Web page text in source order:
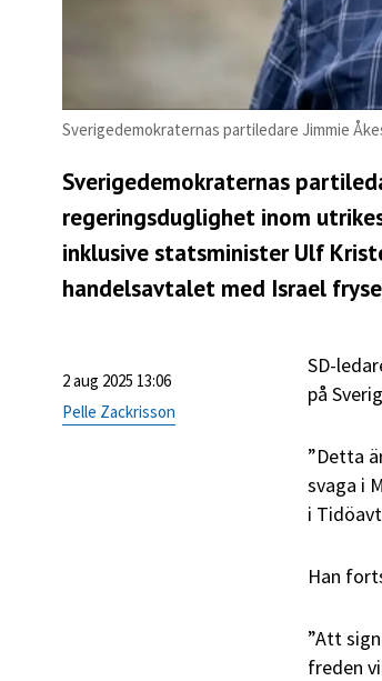
Sverigedemokraternas partiledare Jimmie
Sverigedemokraternas
regeringsduglighet inom
inklusive statsminister Ulf
handelsavtalet med Israel
2 aug 2025 13:06
Pelle Zackrisson
SD-
på
”Detta
svaga i
i
Han
”Att
freden